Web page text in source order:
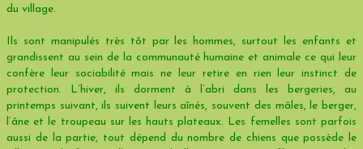
du village.
Ils sont manipulés très tôt par les hommes, surtout les enfants et
grandissent au sein de la communauté humaine et animale ce qui leur
confère leur sociabilité mais ne leur retire en rien leur instinct de
protection. L’hiver, ils dorment à l’abri dans les bergeries, au
printemps suivant, ils suivent leurs aînés, souvent des mâles, le berger,
l’âne et le troupeau sur les hauts plateaux. Les femelles sont parfois
aussi de la partie, tout dépend du nombre de chiens que possède le